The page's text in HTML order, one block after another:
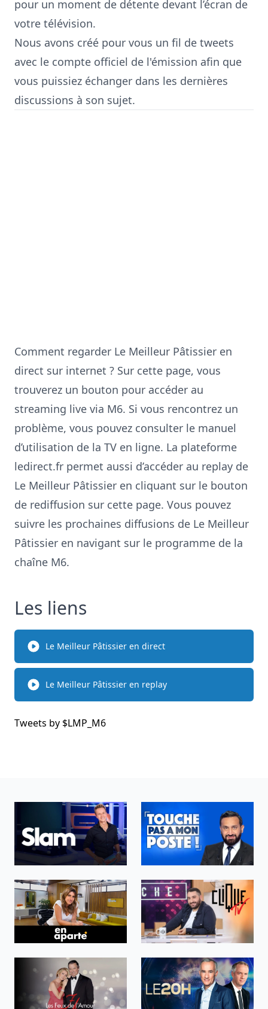
pour un moment de détente devant l’écran de
votre télévision.
Nous avons créé pour vous un fil de tweets
avec le compte officiel de l'émission afin que
vous puissiez échanger dans les dernières
discussions à son sujet.
Comment regarder Le Meilleur Pâtissier en
direct sur internet ? Sur cette page, vous
trouverez un bouton pour accéder au
streaming live via M6. Si vous rencontrez un
problème, vous pouvez consulter le manuel
d’utilisation de la TV en ligne. La plateforme
ledirect.fr permet aussi d’accéder au replay de
Le Meilleur Pâtissier en cliquant sur le bouton
de rediffusion sur cette page. Vous pouvez
suivre les prochaines diffusions de Le Meilleur
Pâtissier en navigant sur le programme de la
chaîne M6.
Les liens
Le Meilleur Pâtissier en direct
Le Meilleur Pâtissier en replay
Tweets by $LMP_M6